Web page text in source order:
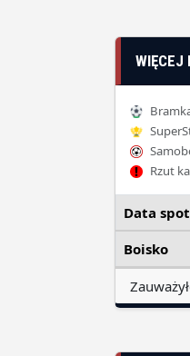
WIĘCEJ
Rzut
Data
Boisko